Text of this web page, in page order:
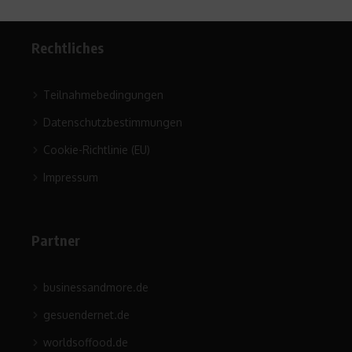
Rechtliches
Teilnahmebedingungen
Datenschutzbestimmungen
Cookie-Richtlinie (EU)
Impressum
Partner
businessandmore.de
gesuendernet.de
worldsoffood.de